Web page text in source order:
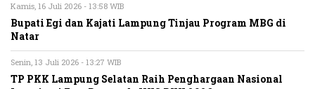
Kamis, 16 Juli 2026 - 13:58 WIB
Bupati Egi dan Kajati Lampung Tinjau Program MBG di
Natar
Senin, 13 Juli 2026 - 13:27 WIB
TP PKK Lampung Selatan Raih Penghargaan Nasional